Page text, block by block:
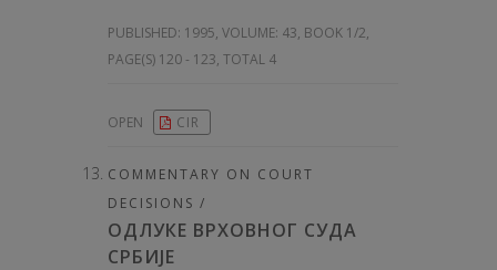
PUBLISHED: 1995, VOLUME: 43, BOOK 1/2,
PAGE(S) 120 - 123, TOTAL 4
OPEN CIR
COMMENTARY ON COURT
DECISIONS /
ОДЛУКЕ ВРХОВНОГ СУДА
СРБИЈЕ